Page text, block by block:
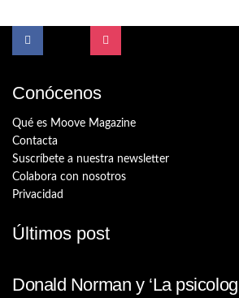
Conócenos
Qué es Moove Magazine
Contacta
Suscríbete a nuestra newsletter
Colabora con nosotros
Privacidad
Últimos post
Donald Norman y ‘La